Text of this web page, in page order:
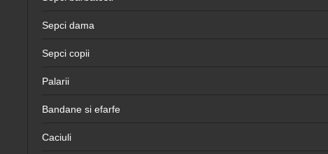
Sepci dama
Sepci copii
Palarii
Bandane si efarfe
Caciuli